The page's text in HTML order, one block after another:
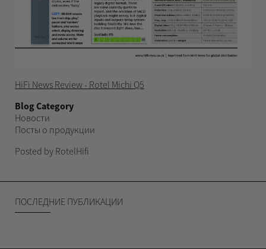
HiFi News Review - Rotel Michi Q5
Blog Category
Новости
Посты о продукции
Posted by RotelHifi
ПОСЛЕДНИЕ ПУБЛИКАЦИИ